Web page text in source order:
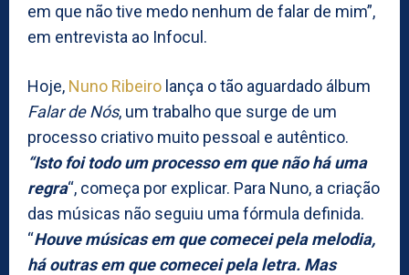
em que não tive medo nenhum de falar de mim”,
em entrevista ao Infocul.
Hoje, Nuno Ribeiro lança o tão aguardado álbum
Falar de Nós, um trabalho que surge de um
processo criativo muito pessoal e autêntico.
“Isto foi todo um processo em que não há uma
regra“, começa por explicar. Para Nuno, a criação
das músicas não seguiu uma fórmula definida.
“Houve músicas em que comecei pela melodia,
há outras em que comecei pela letra. Mas